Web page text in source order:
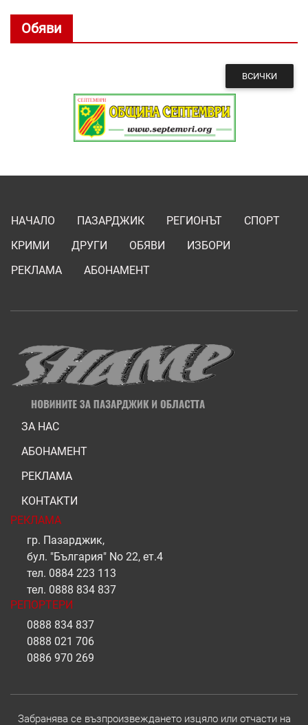
Обяви
ВСИЧКИ
НАЧАЛО ПАЗАРДЖИК РЕГИОНЪТ
СПОРТ
КРИМИ
ДРУГИ ОБЯВИ
ИЗБОРИ
РЕКЛАМА
АБОНАМЕНТ
ЗА НАС
АБОНАМЕНТ
РЕКЛАМА
КОНТАКТИ
РЕКЛАМА
гр. Пазарджик,
бул. "България" No 22, ет.4
тел. 0884 223 113
тел. 0888 834 837
РЕПОРТЕРИ
0888 834 837
0888 021 706
0886 970 269
Забранява се възпроизвеждането изцяло или отчасти на